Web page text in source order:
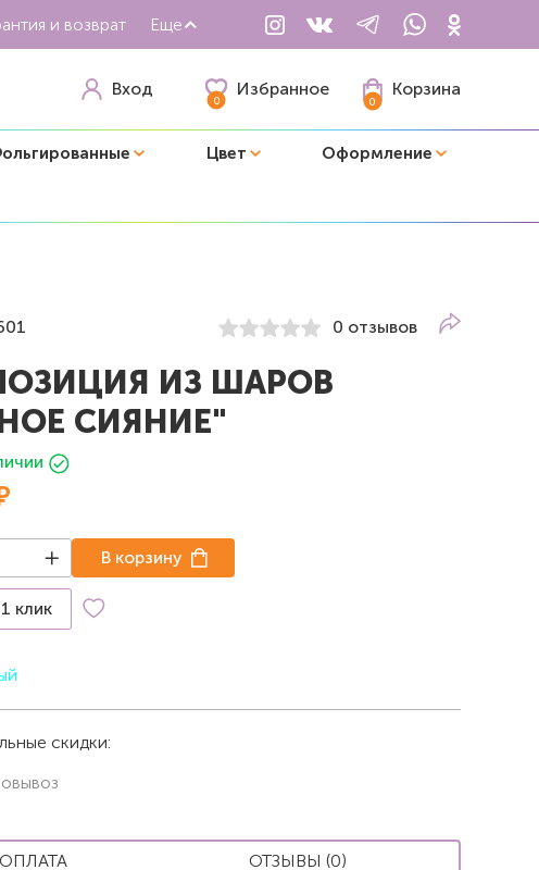
и возврат Еще
Вход
0
Избранное
0
Корзина
Цвет Оформление
0 отзывов
ИЗ ШАРОВ
СИЯНИЕ"
клик
В корзину
скидки:
ОТЗЫВЫ (0)